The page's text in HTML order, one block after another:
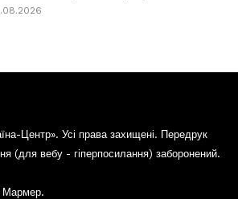
Центр». Усі права захищені. Передрук
(для вебу - гіперпосилання) заборонений.
Мармер.